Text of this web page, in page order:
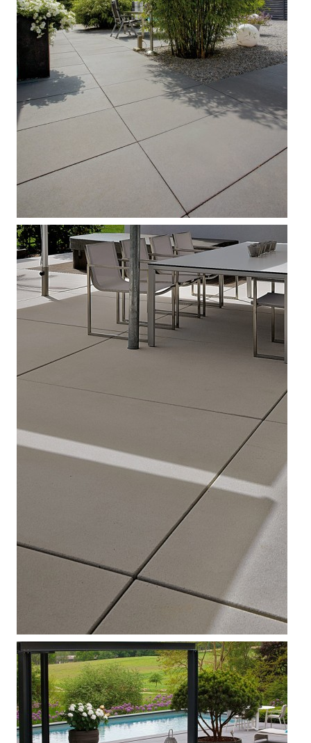
   
   